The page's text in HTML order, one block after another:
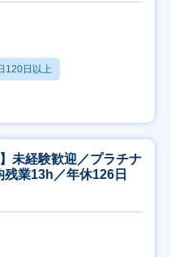
120日以上
未経験歓迎／プラチナ
残業13h／年休126日